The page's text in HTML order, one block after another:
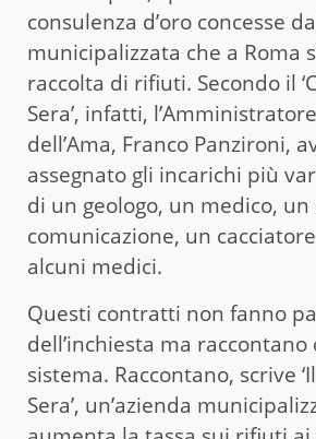
consulenza d’oro concesse
municipalizzata che a Roma
raccolta di rifiuti. Secondo il
Sera’, infatti,
dell’Ama, Franco Panzironi,
assegnato gli incarichi più
di un geologo, un medico,
comunicazione, un
alcuni medici.
Questi contratti non fanno
dell’inchiesta ma
sistema. Raccontano, scrive
Sera’, un’azienda